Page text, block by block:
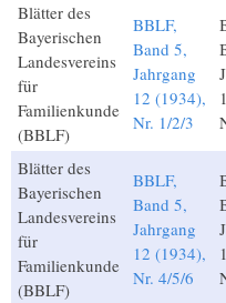
Blätter des
Bayerischen
Landesvereins
für
Familienkunde
(BBLF)
BBLF,
Band 5,
Jahrgang
12 (1934),
Nr. 1/2/3
Blätter des
Bayerischen
Landesvereins
für
Familienkunde
(BBLF)
BBLF,
Band 5,
Jahrgang
12 (1934),
Nr. 4/5/6